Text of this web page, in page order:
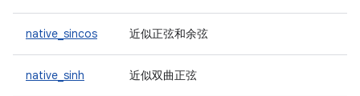
native_sincos 近似正弦和余弦
native_sinh 近似双曲正弦